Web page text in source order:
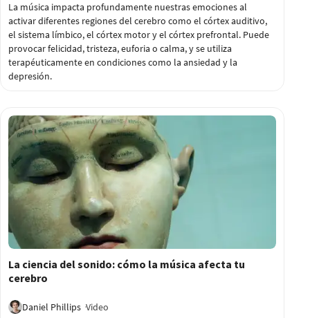
La música impacta profundamente nuestras emociones al
activar diferentes regiones del cerebro como el córtex auditivo,
el sistema límbico, el córtex motor y el córtex prefrontal. Puede
provocar felicidad, tristeza, euforia o calma, y se utiliza
terapéuticamente en condiciones como la ansiedad y la
depresión.
La ciencia del sonido: cómo la música afecta tu
cerebro
Daniel Phillips Video